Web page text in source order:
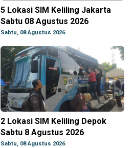
5 Lokasi SIM Keliling Jakarta
Sabtu 08 Agustus 2026
Sabtu, 08 Agustus 2026
2 Lokasi SIM Keliling Depok
Sabtu 8 Agustus 2026
Sabtu, 08 Agustus 2026